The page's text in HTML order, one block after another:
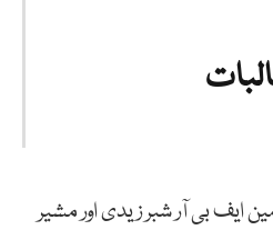
ایف بی آر شبر زیدی اور مشیر